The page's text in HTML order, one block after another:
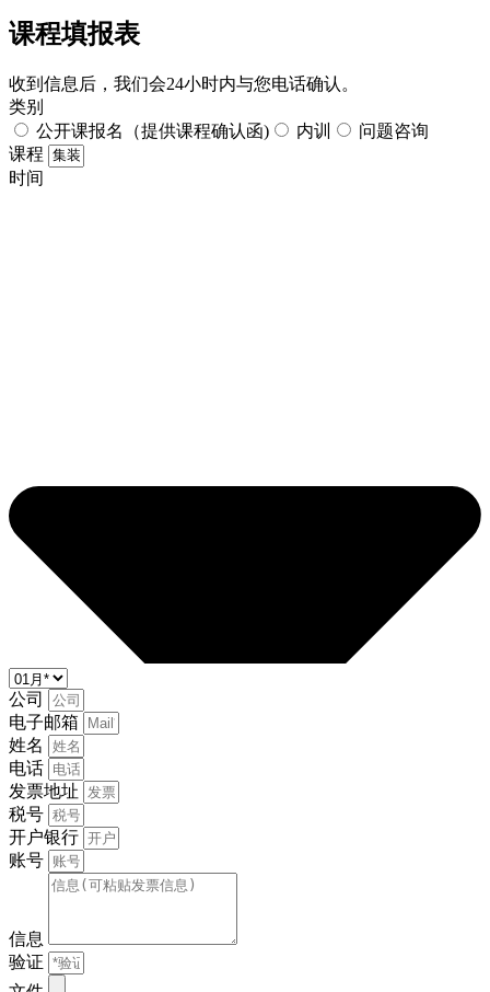
课程填报表​
收到信息后，我们会24小时内与您电话确认。​
类别
公开课报名（提供课程确认函)
内训
问题咨询
课程
时间
公司
电子邮箱
姓名
电话
发票地址
税号
开户银行
账号
信息
验证